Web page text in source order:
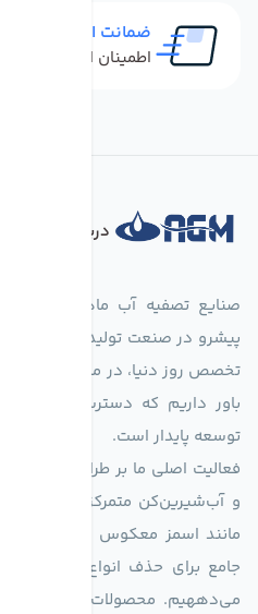
ضمانت اصل بودن کالا
اطمینان از خرید کالای
درباره فروشگاه
پیشرو در صنعت تولید تجهیزات
تخصص روز دنیا، در مسیر تأمین آب
باور داریم که دسترسی به آب
توسعه پایدار است.
فعالیت اصلی ما بر طراحی و
و آب‌شیرین‌کن متمرکز است. ما با
جامع برای حذف انواع آلاینده‌ها،
می‌دههیم. محصولات ما برای